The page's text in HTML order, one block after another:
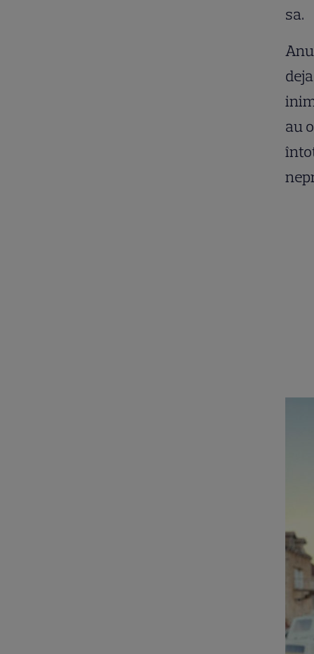
sa.
au